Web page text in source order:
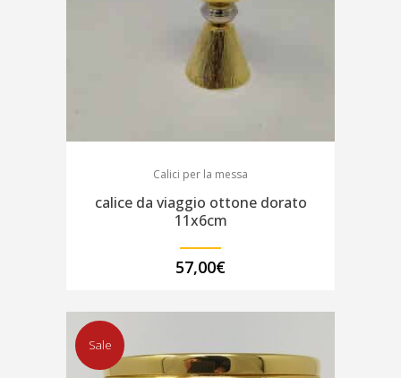
Calici per la messa
calice da viaggio ottone dorato
11x6cm
57,00€
Sale